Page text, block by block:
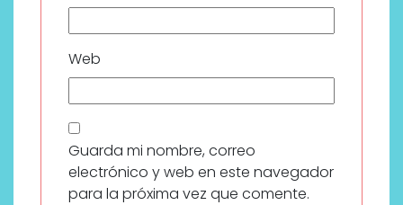
Web
Guarda mi nombre, correo
electrónico y web en este navegador
para la próxima vez que comente.